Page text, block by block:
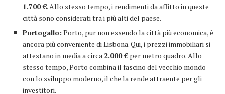
1.700 €. Allo stesso tempo, i rendimenti da affitto in queste
città sono considerati tra i più alti del paese.
Portogallo: Porto, pur non essendo la città più economica, è
ancora più conveniente di Lisbona. Qui, i prezzi immobiliari si
attestano in media a circa 2.000 € per metro quadro. Allo
stesso tempo, Porto combina il fascino del vecchio mondo
con lo sviluppo moderno, il che la rende attraente per gli
investitori.